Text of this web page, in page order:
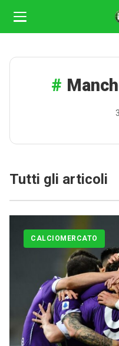
Tutti gli articoli
CALCIOMERCATO